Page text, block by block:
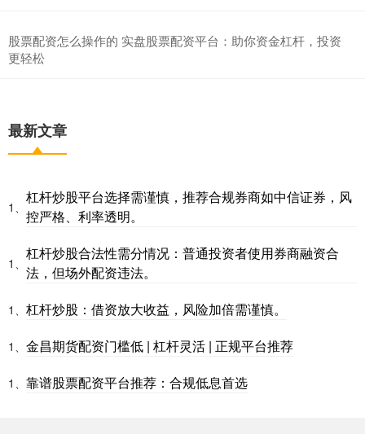
股票配资怎么操作的 实盘股票配资平台：助你资金杠杆，投资
更轻松
最新文章
1、
杠杆炒股平台选择需谨慎，推荐合规券商如中信证券，风
控严格、利率透明。
1、
杠杆炒股合法性需分情况：普通投资者使用券商融资合
法，但场外配资违法。
1、 杠杆炒股：借资放大收益，风险加倍需谨慎。
1、 金昌期货配资门槛低 | 杠杆灵活 | 正规平台推荐
1、 靠谱股票配资平台推荐：合规低息首选